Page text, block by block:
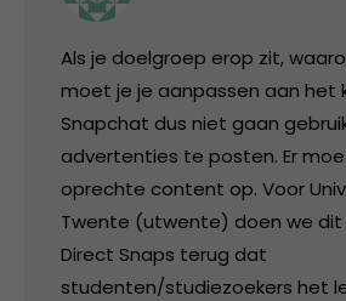
Als je doelgroep erop zit,
moet je je aanpassen aan het
Snapchat dus niet gaan
advertenties te posten. Er
oprechte content op. Voor
Twente (utwente) doen we dit
Direct Snaps terug dat
studenten/studiezoekers het